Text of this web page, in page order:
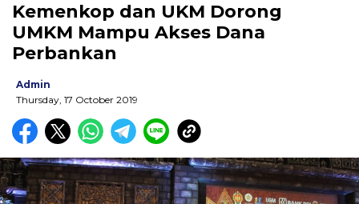
Kemenkop dan UKM Dorong
UMKM Mampu Akses Dana
Perbankan
Admin
Thursday, 17 October 2019